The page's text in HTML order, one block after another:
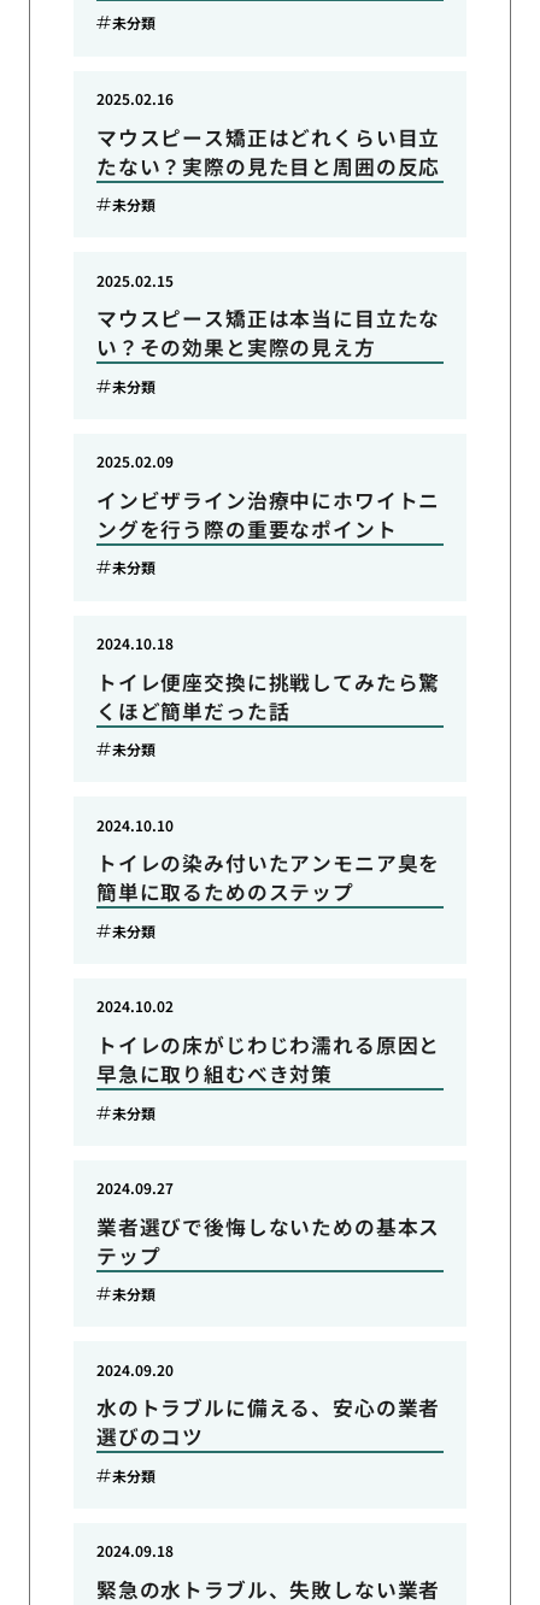
未分類
マウスピース矯正はどれくらい目立
たない？実際の見た目と周囲の反応
2025.02.16
未分類
マウスピース矯正は本当に目立たな
い？その効果と実際の見え方
2025.02.15
未分類
インビザライン治療中にホワイトニ
ングを行う際の重要なポイント
2025.02.09
未分類
トイレ便座交換に挑戦してみたら驚
くほど簡単だった話
2024.10.18
未分類
トイレの染み付いたアンモニア臭を
簡単に取るためのステップ
2024.10.10
未分類
トイレの床がじわじわ濡れる原因と
早急に取り組むべき対策
2024.10.02
未分類
業者選びで後悔しないための基本ス
テップ
2024.09.27
未分類
水のトラブルに備える、安心の業者
選びのコツ
2024.09.20
未分類
緊急の水トラブル、失敗しない業者
2024.09.18